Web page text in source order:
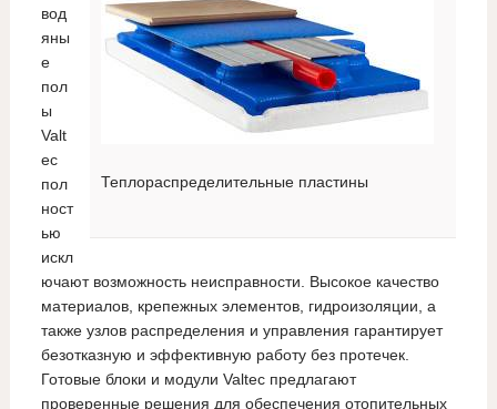
Теплораспределительные пластины
вод
яны
е
пол
ы
Valt
ec
пол
ност
ью
искл
ючают возможность неисправности. Высокое качество
материалов, крепежных элементов, гидроизоляции, а
также узлов распределения и управления гарантирует
безотказную и эффективную работу без протечек.
Готовые блоки и модули Valtec предлагают
проверенные решения для обеспечения отопительных